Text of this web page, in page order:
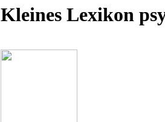
Kleines Lexikon